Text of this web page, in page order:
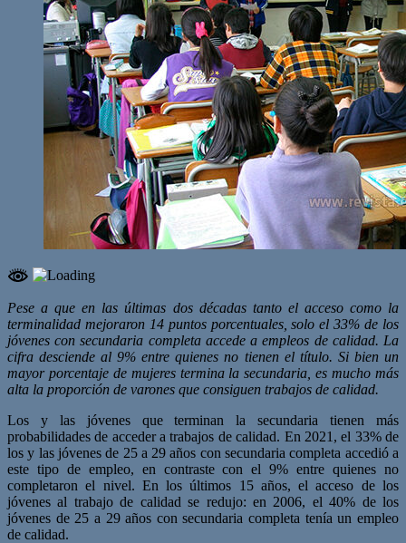
Pese a que en las últimas dos décadas tanto el acceso como la
terminalidad mejoraron 14 puntos porcentuales, solo el 33% de los
jóvenes con secundaria completa accede a empleos de calidad. La
cifra desciende al 9% entre quienes no tienen el título. Si bien un
mayor porcentaje de mujeres termina la secundaria, es mucho más
alta la proporción de varones que consiguen trabajos de calidad.
Los y las jóvenes que terminan la secundaria tienen más
probabilidades de acceder a trabajos de calidad. En 2021, el 33% de
los y las jóvenes de 25 a 29 años con secundaria completa accedió a
este tipo de empleo, en contraste con el 9% entre quienes no
completaron el nivel. En los últimos 15 años, el acceso de los
jóvenes al trabajo de calidad se redujo: en 2006, el 40% de los
jóvenes de 25 a 29 años con secundaria completa tenía un empleo
de calidad.